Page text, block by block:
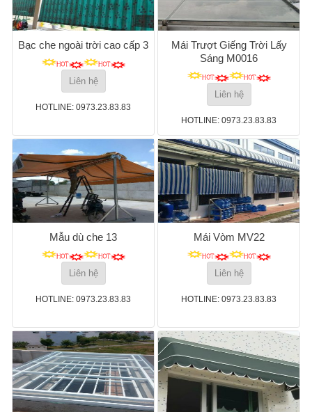
Bạc che ngoài trời cao cấp 3
Liên hệ
HOTLINE: 0973.23.83.83
Mái Trượt Giếng Trời Lấy
Sáng M0016
Liên hệ
HOTLINE: 0973.23.83.83
Mẫu dù che 13
Liên hệ
HOTLINE: 0973.23.83.83
Mái Vòm MV22
Liên hệ
HOTLINE: 0973.23.83.83